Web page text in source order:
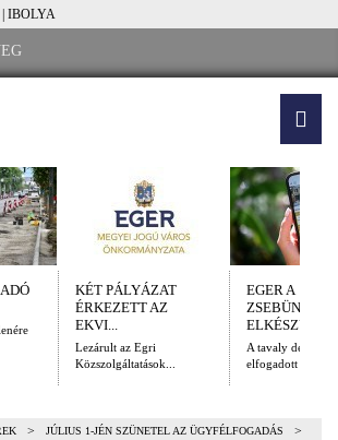
| IBOLYA
KÉT PÁLYÁZAT
ÉRKEZETT AZ
EKVI...
Lezárult az Egri
Közszolgáltatások...
EGER A
ELKÉSZÜLT
A tavaly
elfogadott
> JÚLIUS 1-JÉN SZÜNETEL AZ ÜGYFÉLFOGADÁS >